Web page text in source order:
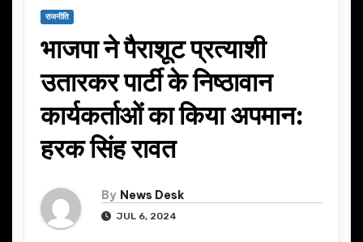
राजनीति
भाजपा ने पैराशूट प्रत्याशी
उतारकर पार्टी के निष्ठावान
कार्यकर्ताओं का किया अपमान:
हरक सिंह रावत
By News Desk
JUL 6, 2024